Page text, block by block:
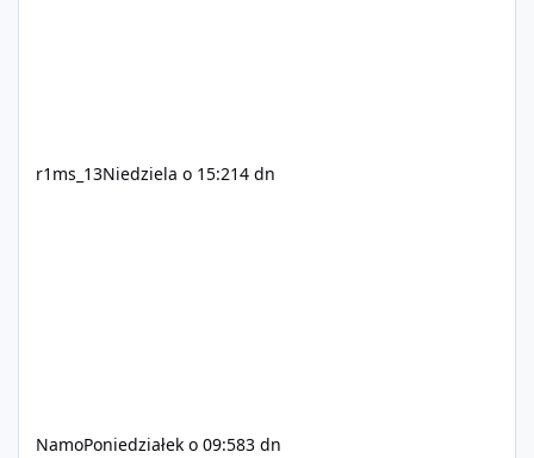
r1ms_13Niedziela o 15:214 dn
NamoPoniedziałek o 09:583 dn